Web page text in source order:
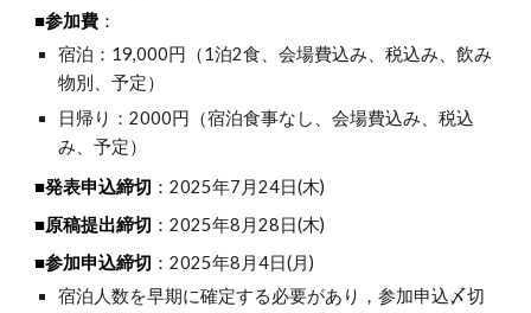
■参加費 ：
宿泊：19,000円（1泊2食、会場費込み、税込み、飲み
物別、予定）
日帰り：2000円（宿泊食事なし、会場費込み、税込
み、予定）
■発表申込締切 ：2025年7月24日(木)
■原稿提出締切 ：2025年8月28日(木)
■参加申込締切 ：2025年8月4日(月)
宿泊人数を早期に確定する必要があり，参加申込〆切